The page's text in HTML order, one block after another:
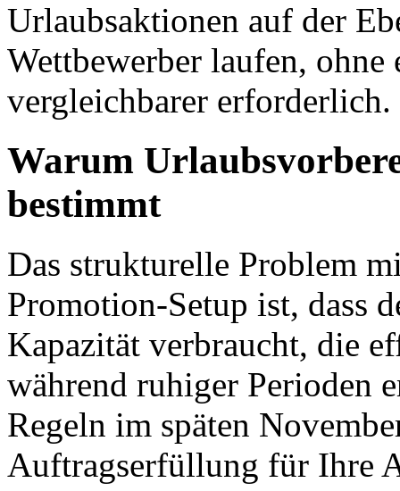
Urlaubsaktionen auf der
Wettbewerber laufen,
vergleichbarer erforderlich.
Warum
bestimmt
Das strukturelle Problem
Promotion-Setup ist, dass
Kapazität verbraucht, die
während ruhiger Perioden
Regeln im späten
Auftragserfüllung für Ihre